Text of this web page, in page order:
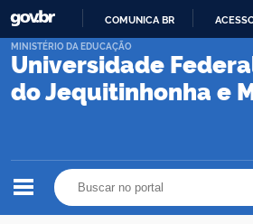
PARA
COMUNICA BR
Universidade
do Jequitinhonha e
MINISTÉRIO DA EDUCAÇÃO